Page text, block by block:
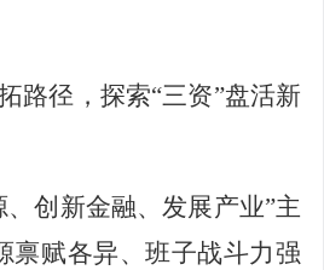
路径 ， 探索“三资”盘活新
、创新金融、发展产业”主
禀赋各异、班子战斗力强